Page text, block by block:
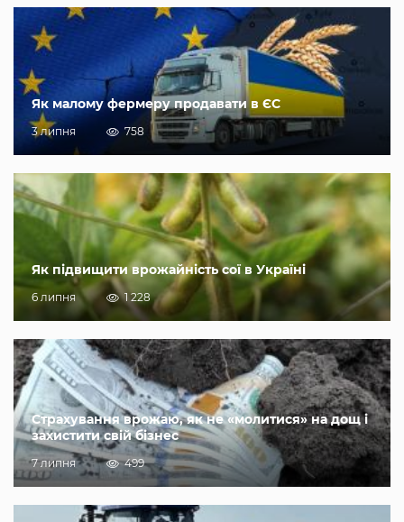
Як малому фермеру продавати в ЄС
3 липня 758
Як підвищити врожайність сої в Україні
6 липня 1 228
Страхування врожаю, як не «молитися» на дощ і
захистити свій бізнес
7 липня 499